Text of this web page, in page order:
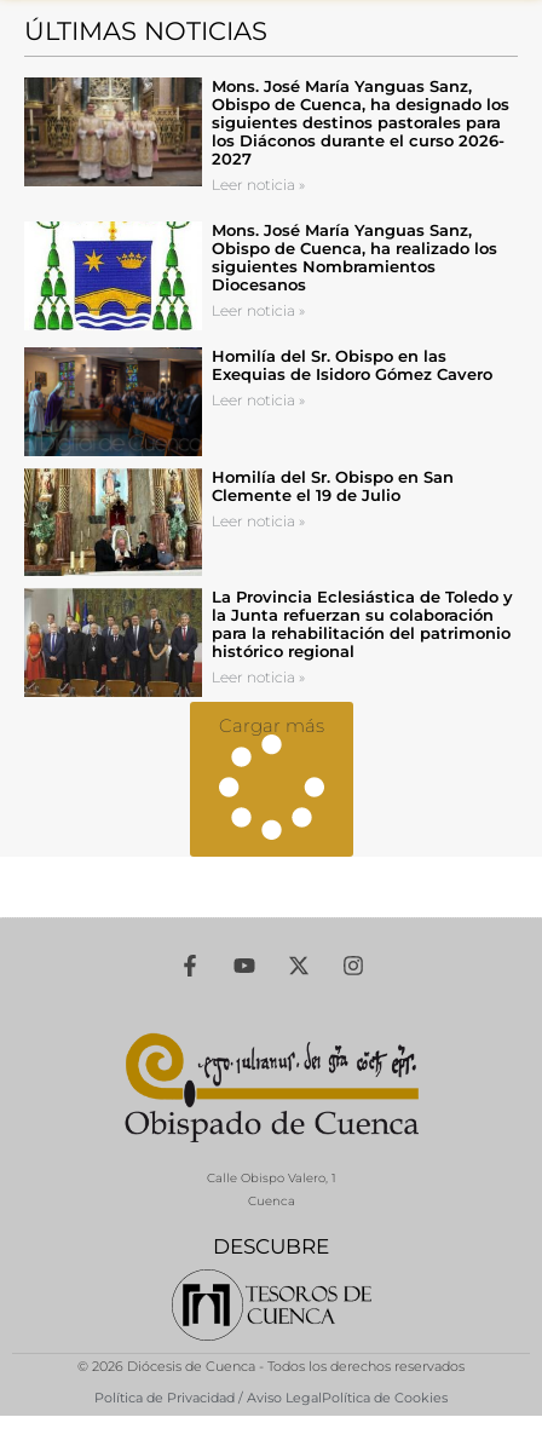
ÚLTIMAS NOTICIAS
Mons. José María Yanguas Sanz,
Obispo de Cuenca, ha designado los
siguientes destinos pastorales para
los Diáconos durante el curso 2026-
2027
Leer noticia »
Mons. José María Yanguas Sanz,
Obispo de Cuenca, ha realizado los
siguientes Nombramientos
Diocesanos
Leer noticia »
Homilía del Sr. Obispo en las
Exequias de Isidoro Gómez Cavero
Leer noticia »
Homilía del Sr. Obispo en San
Clemente el 19 de Julio
Leer noticia »
La Provincia Eclesiástica de Toledo y
la Junta refuerzan su colaboración
para la rehabilitación del patrimonio
histórico regional
Leer noticia »
Cargar más
DESCUBRE
Calle Obispo Valero, 1
Cuenca
© 2026 Diócesis de Cuenca - Todos los derechos reservados
Política de Privacidad / Aviso LegalPolítica de Cookies